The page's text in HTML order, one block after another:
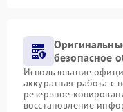
безопасное
Использование
аккуратная работа с
резервное
восстановление